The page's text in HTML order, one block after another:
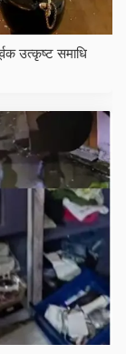
उत्कृष्ट समाधि